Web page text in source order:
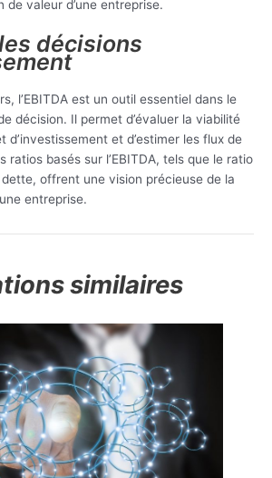
valeur d’une entreprise.
décisions
l’EBITDA est un outil essentiel dans le
décision. Il permet d’évaluer la viabilité
d’investissement et d’estimer les flux de
ratios basés sur l’EBITDA, tels que le ratio
offrent une vision précieuse de la
entreprise.
similaires